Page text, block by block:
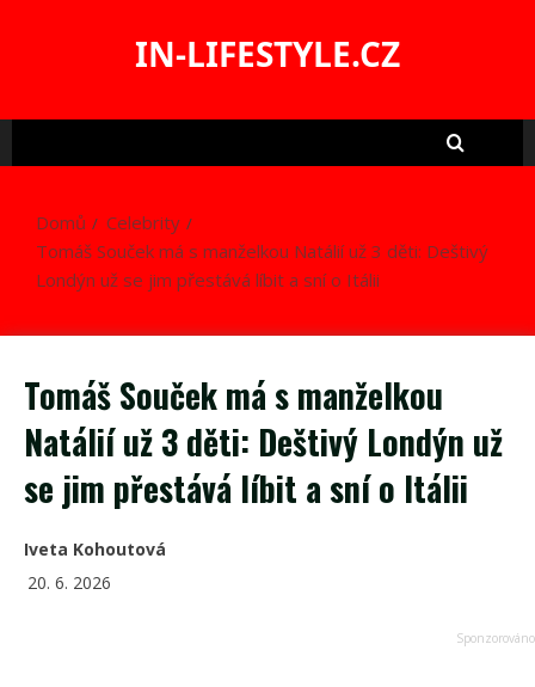
IN-LIFESTYLE.CZ
Domů
Celebrity
Tomáš Souček má s manželkou Natálií už 3 děti: Deštivý
Londýn už se jim přestává líbit a sní o Itálii
Tomáš Souček má s manželkou
Natálií už 3 děti: Deštivý Londýn už
se jim přestává líbit a sní o Itálii
Iveta Kohoutová
20. 6. 2026